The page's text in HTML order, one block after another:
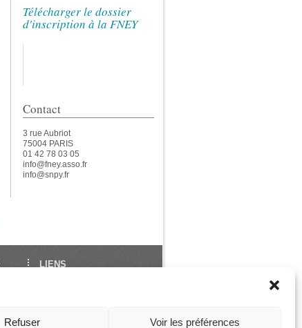
Refuser Voir les préférences
Télécharger le dossier
d'inscription à la FNEY
Contact
3 rue Aubriot
75004 PARIS
01 42 78 03 05
info@fney.asso.fr
info@snpy.fr
LIENS
Les Assises de La FNEY